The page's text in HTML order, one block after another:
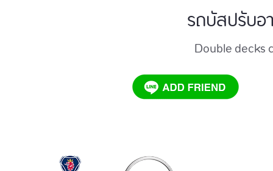
รถบัสปรับ
Double decks